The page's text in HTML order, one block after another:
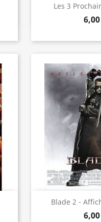
Les 3

Blade 2 -
